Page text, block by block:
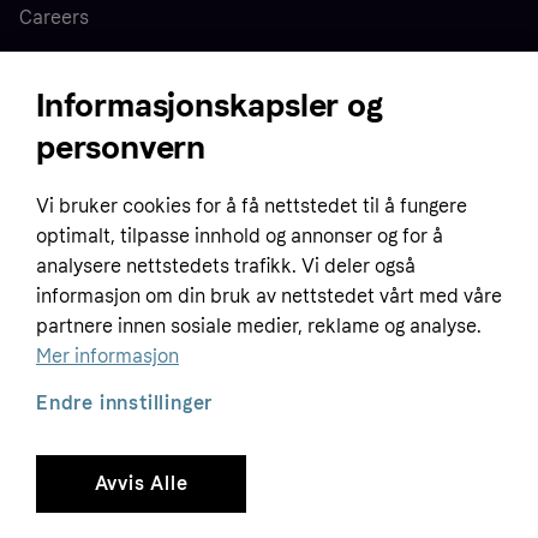
Careers
Press
Home
Customer service
Terms & conditions
Privacy policy
Tracking technology notice
Business
Sell with Klarna
Contact us
Global
Informasjonskapsler og
personvern
Vi bruker cookies for å få nettstedet til å fungere
optimalt, tilpasse innhold og annonser og for å
analysere nettstedets trafikk. Vi deler også
informasjon om din bruk av nettstedet vårt med våre
partnere innen sosiale medier, reklame og analyse.
Mer informasjon
Avvis Alle
Endre innstillinger